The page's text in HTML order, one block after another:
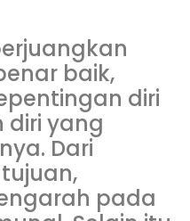
baik,
diri
yang
Dari
pada